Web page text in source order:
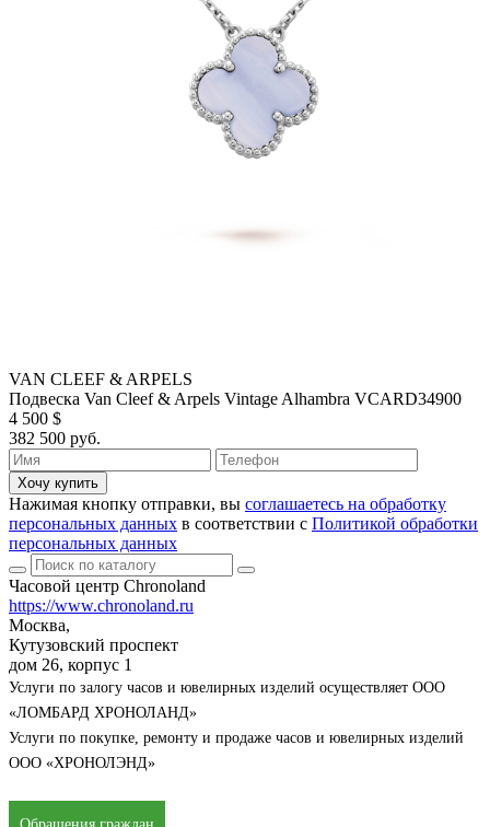
VAN CLEEF & ARPELS
Подвеска Van Cleef & Arpels Vintage Alhambra VCARD34900
4 500 $
382 500 руб.
Хочу купить
Нажимая кнопку отправки, вы соглашаетесь на обработку
персональных данных в соответствии с Политикой обработки
персональных данных
Часовой центр Chronoland
https://www.chronoland.ru
Москва,
Кутузовский проспект
дом 26, корпус 1
Услуги по залогу часов и ювелирных изделий осуществляет ООО
«ЛОМБАРД ХРОНОЛАНД»
Услуги по покупке, ремонту и продаже часов и ювелирных изделий
ООО «ХРОНОЛЭНД»